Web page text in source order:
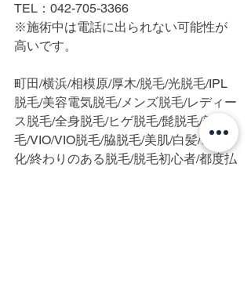
TEL：042-705-3366
※施術中は電話に出られない可能性が
高いです。
町田/横浜/相模原/厚木/脱毛/光脱毛/IPL
脱毛/美容電気脱毛/メンズ脱毛/レディー
ス脱毛/全身脱毛/ヒゲ脱毛/髭脱毛/顔脱
毛/VIO/VIO脱毛/脇脱毛/美肌/白髪/硬毛
化/終わりのある脱毛/脱毛初心者/都度払